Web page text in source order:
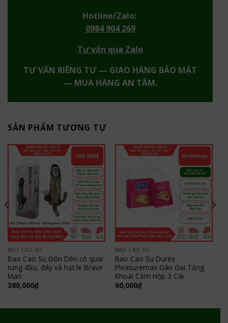
Hotline/Zalo:
0984 904 269
Tư vấn qua Zalo
TƯ VẤN RIÊNG TƯ — GIAO HÀNG BẢO MẬT
— MUA HÀNG AN TÂM.
SẢN PHẨM TƯƠNG TỰ
BAO CAO SU
Bao Cao Su Đôn Dên có quai
rung đầu, đáy và hạt le Brave
Man
380,000₫
BAO CAO SU
Bao Cao Su Durex
Pleasuremax Gân Gai Tăng
Khoái Cảm Hộp 3 Cái
60,000₫